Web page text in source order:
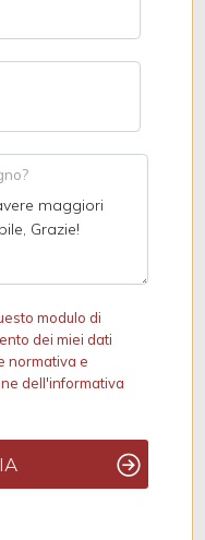
modulo di
dei miei dati
normativa e
dell'informativa